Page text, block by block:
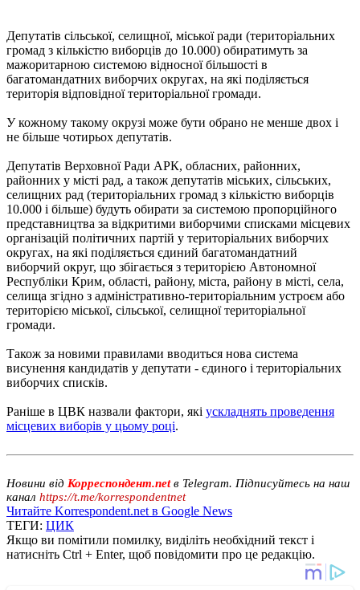
Депутатів сільської, селищної, міської ради (територіальних
громад з кількістю виборців до 10.000) обиратимуть за
мажоритарною системою відносної більшості в
багатомандатних виборчих округах, на які поділяється
територія відповідної територіальної громади.
У кожному такому окрузі може бути обрано не менше двох і
не більше чотирьох депутатів.
Депутатів Верховної Ради АРК, обласних, районних,
районних у місті рад, а також депутатів міських, сільських,
селищних рад (територіальних громад з кількістю виборців
10.000 і більше) будуть обирати за системою пропорційного
представництва за відкритими виборчими списками місцевих
організацій політичних партій у територіальних виборчих
округах, на які поділяється єдиний багатомандатний
виборчий округ, що збігається з територією Автономної
Республіки Крим, області, району, міста, району в місті, села,
селища згідно з адміністративно-територіальним устроєм або
територією міської, сільської, селищної територіальної
громади.
Також за новими правилами вводиться нова система
висунення кандидатів у депутати - єдиного і територіальних
виборчих списків.
Раніше в ЦВК назвали фактори, які ускладнять проведення
місцевих виборів у цьому році.
Новини від Корреспондент.netв Telegram. Підписуйтесь на наш
канал https://t.me/korrespondentnet
Читайте Korrespondent.net в Google News
ТЕГИ: ЦИК
Якщо ви помітили помилку, виділіть необхідний текст і
натисніть Ctrl + Enter, щоб повідомити про це редакцію.